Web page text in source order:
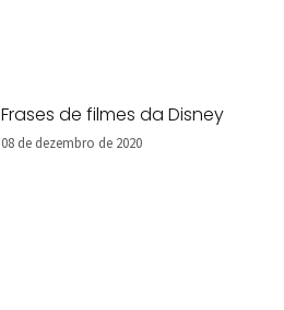
Frases de filmes da Disney
08 de dezembro de 2020